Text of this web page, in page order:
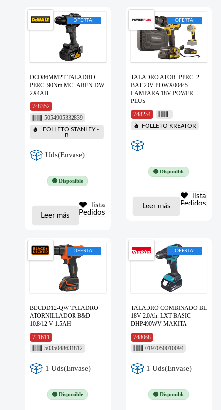
OFERTA!
DCD86MM2T TALADRO
PERC. 90Nm MCLAREN DW
2X4AH
748352
5054905332839
FOLLETO STANLEY -
B
Uds(Envase)
🟢 Disponible
Leer más
lista
Pedidos
OFERTA!
TALADRO ATOR. PERC. 2
BAT 20V POWX00445
LAMPARA 18V POWER
PLUS
748254
FOLLETO KREATOR
🟢 Disponible
Leer más
lista
Pedidos
OFERTA!
BDCDD12-QW TALADRO
ATORNILLADOR B&D
10.8/12 V 1.5AH
721611
5035048631812
1 Uds(Envase)
🟢 Disponible
OFERTA!
TALADRO COMBINADO BL
18V 2.0Ah. LXT BASIC
DHP490WV MAKITA
748068
0197050010094
1 Uds(Envase)
🟢 Disponible